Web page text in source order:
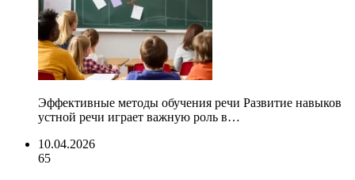
Эффективные методы обучения речи Развитие навыков
устной речи играет важную роль в…
10.04.2026
65